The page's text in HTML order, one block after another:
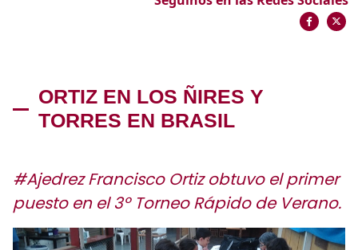
ORTIZ EN LOS ÑIRES Y
TORRES EN BRASIL
#Ajedrez Francisco Ortiz obtuvo el primer
puesto en el 3º Torneo Rápido de Verano.